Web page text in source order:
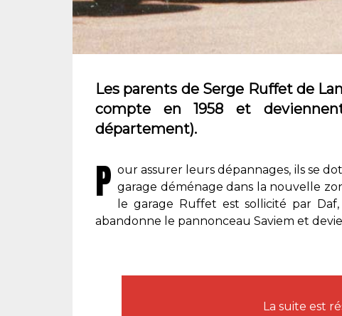
Les parents de Serge Ruffet de
compte en 1958 et
département).
P our assurer leurs dépannages, ils se
garage déménage dans la nouvelle
le garage Ruffet est sollicité par
abandonne le pannonceau Saviem et
La suite est